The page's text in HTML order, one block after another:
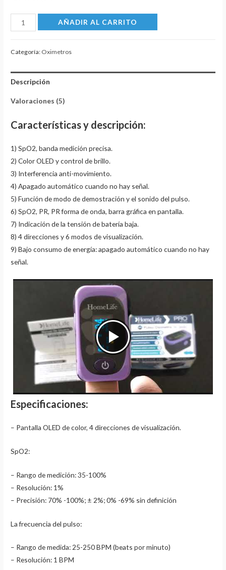
Oxímetro
HomeLife
cantidad
AÑADIR AL CARRITO
Categoría: Oximetros
Descripción
Valoraciones (5)
Características y descripción:
1) SpO2, banda medición precisa.
2) Color OLED y control de brillo.
3) Interferencia anti-movimiento.
4) Apagado automático cuando no hay señal.
5) Función de modo de demostración y el sonido del pulso.
6) SpO2, PR, PR forma de onda, barra gráfica en pantalla.
7) Indicación de la tensión de batería baja.
8) 4 direcciones y 6 modos de visualización.
9) Bajo consumo de energía: apagado automático cuando no hay
señal.
Especificaciones:
– Pantalla OLED de color, 4 direcciones de visualización.
SpO2:
– Rango de medición: 35-100%
– Resolución: 1%
– Precisión: 70% -100%; ± 2%; 0% -69% sin definición
La frecuencia del pulso:
– Rango de medida: 25-250 BPM (beats por minuto)
– Resolución: 1 BPM